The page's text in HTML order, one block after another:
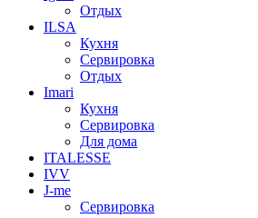
Отдых
ILSA
Кухня
Сервировка
Отдых
Imari
Кухня
Сервировка
Для дома
ITALESSE
IVV
J-me
Сервировка